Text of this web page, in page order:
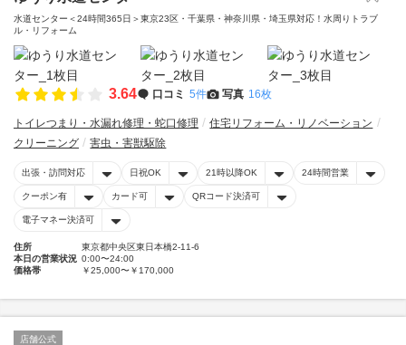
水道センター＜24時間365日＞東京23区・千葉県・神奈川県・埼玉県対応！水周りトラブ
ル・リフォーム
3.64 口コミ 5件 写真 16枚
トイレつまり・水漏れ修理・蛇口修理
住宅リフォーム・リノベーション
クリーニング
害虫・害獣駆除
出張・訪問対応 日祝OK 21時以降OK 24時間営業
クーポン有 カード可 QRコード決済可
電子マネー決済可
住所
東京都中央区東日本橋2-11-6
本日の営業状況 0:00〜24:00
価格帯
￥25,000〜￥170,000
店舗公式